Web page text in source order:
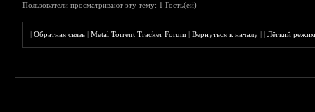
Пользователи просматривают эту тему: 1 Гость(ей)
|Обратная связь |Metal Torrent Tracker Forum |Вернуться к началу ||Лёгкий